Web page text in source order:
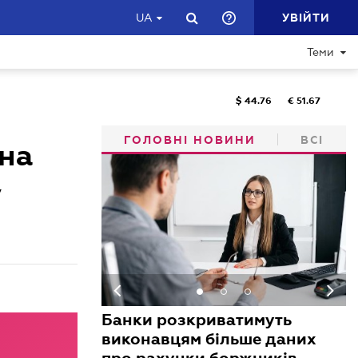
UA УВІЙТИ
Теми
$ 44.76 € 51.67
ГОЛОВНІ НОВИНИ ВСІ
Банки розкриватимуть
виконавцям більше даних